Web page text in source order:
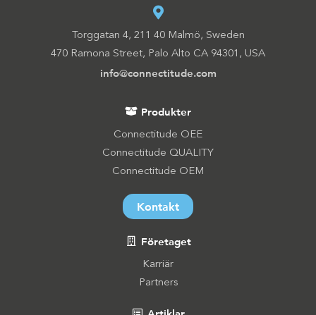
Torggatan 4, 211 40 Malmö, Sweden
470 Ramona Street, Palo Alto CA 94301, USA
info@connectitude.com
Produkter
Connectitude OEE
Connectitude QUALITY
Connectitude OEM
Kontakt
Företaget
Karriär
Partners